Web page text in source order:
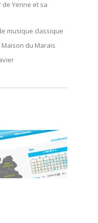
de Yenne et sa
musique classique
Maison du Marais